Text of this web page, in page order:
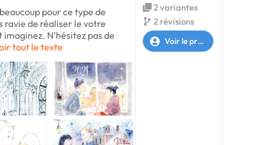
pour ce type de
ravie de réaliser le votre
N’hésitez pas de
tout le texte
2 variantes
2 révisions
Voir le profil